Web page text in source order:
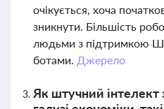
очікується, хоча
зникнути. Більшість
людьми з підтримкою
ботами. Джерело
Як штучний інтелект